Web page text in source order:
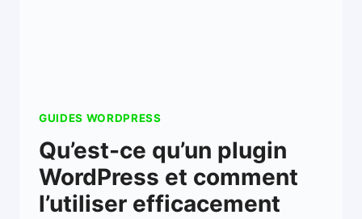
GUIDES WORDPRESS
Qu’est-ce qu’un plugin
WordPress et comment
l’utiliser efficacement